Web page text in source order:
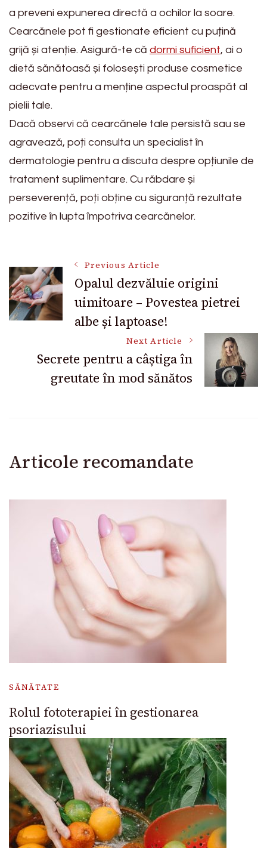
a preveni expunerea directă a ochilor la soare.
Cearcănele pot fi gestionate eficient cu puțină
grijă și atenție. Asigură-te că dormi suficient, ai o
dietă sănătoasă și folosești produse cosmetice
adecvate pentru a menține aspectul proaspăt al
pielii tale.
Dacă observi că cearcănele tale persistă sau se
agravează, poți consulta un specialist în
dermatologie pentru a discuta despre opțiunile de
tratament suplimentare. Cu răbdare și
perseverență, poți obține cu siguranță rezultate
pozitive în lupta împotriva cearcănelor.
Post
Navigation
Previous Article
Opalul dezvăluie origini
uimitoare – Povestea pietrei
albe și laptoase!
Next Article
Secrete pentru a câștiga în
greutate în mod sănătos
Articole recomandate
SĂNĂTATE
Rolul fototerapiei în gestionarea
psoriazisului